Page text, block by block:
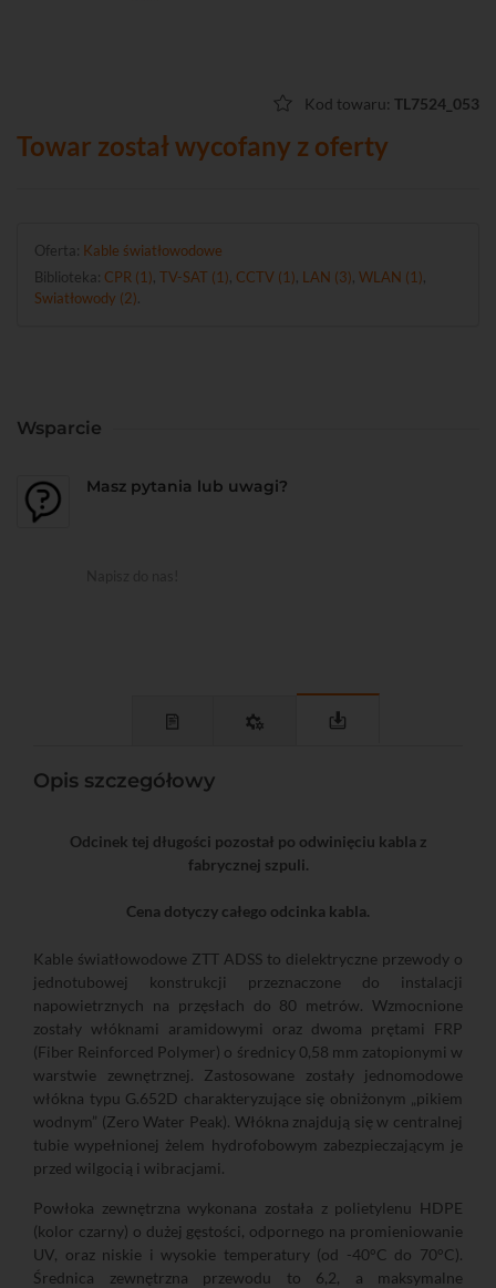
Kod towaru: TL7524_053
Towar został wycofany z oferty
Oferta: Kable światłowodowe
Biblioteka: CPR (1) TV-SAT (1) CCTV (1) LAN (3) WLAN (1)
Swiatłowody (2)
Wsparcie
Masz pytania lub uwagi?
Opis szczegółowy
Odcinek tej długości pozostał po odwinięciu kabla z
fabrycznej szpuli.
Cena dotyczy całego odcinka kabla.
Kable światłowodowe ZTT ADSS to dielektryczne przewody o
jednotubowej konstrukcji przeznaczone do instalacji
napowietrznych na przęsłach do 80 metrów. Wzmocnione
zostały włóknami aramidowymi oraz dwoma prętami FRP
(Fiber Reinforced Polymer) o średnicy 0,58 mm zatopionymi w
warstwie zewnętrznej. Zastosowane zostały jednomodowe
włókna typu G.652D charakteryzujące się obniżonym „pikiem
wodnym” (Zero Water Peak). Włókna znajdują się w centralnej
tubie wypełnionej żelem hydrofobowym zabezpieczającym je
przed wilgocią i wibracjami.
Powłoka zewnętrzna wykonana została z polietylenu HDPE
(kolor czarny) o dużej gęstości, odpornego na promieniowanie
UV, oraz niskie i wysokie temperatury (od -40°C do 70°C).
Średnica zewnętrzna przewodu to 6,2, a maksymalne